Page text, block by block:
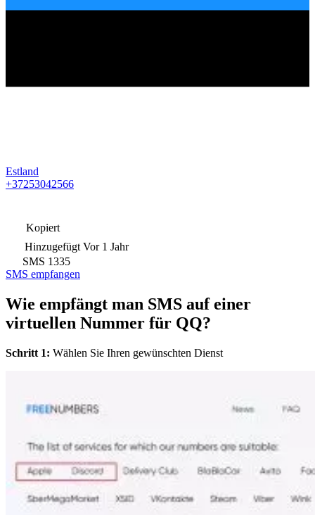
Estland
+37253042566
Kopiert
Hinzugefügt Vor 1 Jahr
SMS 1335
SMS empfangen
Wie empfängt man SMS auf einer
virtuellen Nummer für QQ?
Schritt 1: Wählen Sie Ihren gewünschten Dienst